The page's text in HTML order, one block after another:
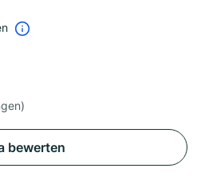
bewerten